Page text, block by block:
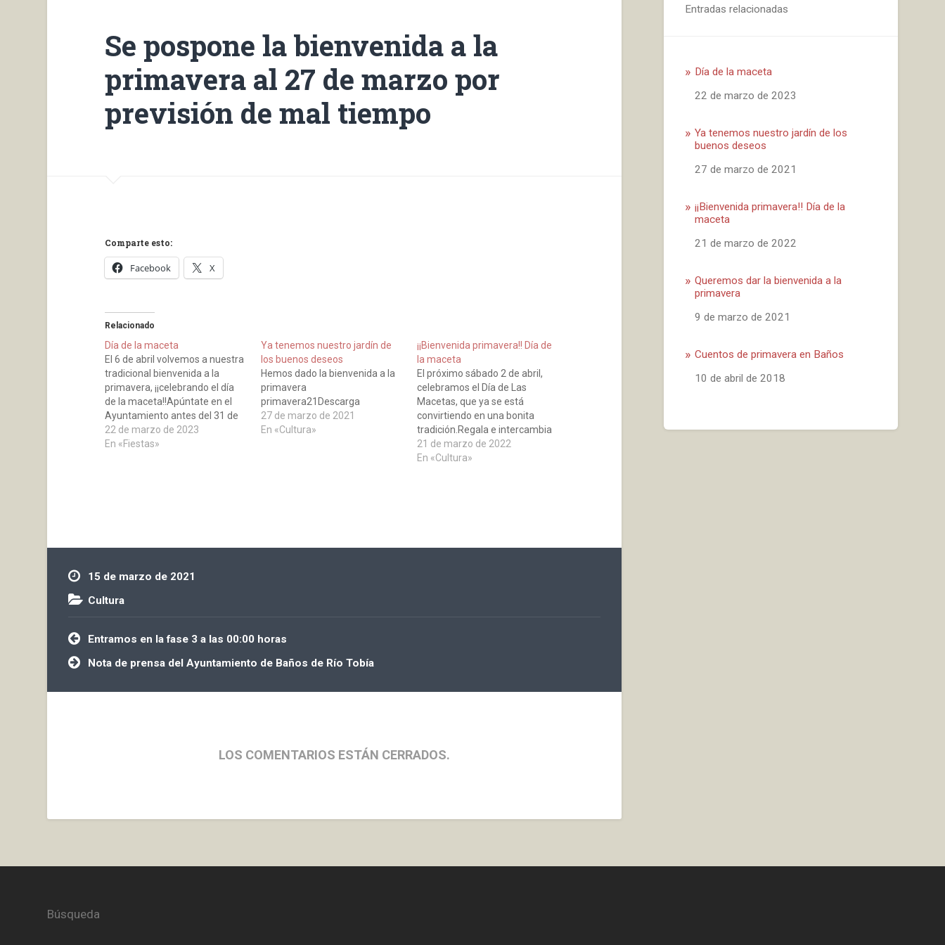
Se pospone la bienvenida a la
primavera al 27 de marzo por
previsión de mal tiempo
Comparte esto:
Facebook X
Relacionado
Día de la maceta
El 6 de abril volvemos a nuestra
tradicional bienvenida a la
primavera, ¡¡celebrando el día
de la maceta!!Apúntate en el
Ayuntamiento antes del 31 de
marzo. El 6 de abril a las 12:00
del mediodía vente al Parque de
22 de marzo de 2023
En «Fiestas»
Ya tenemos nuestro jardín de
los buenos deseos
Hemos dado la bienvenida a la
primavera
primavera21Descarga
27 de marzo de 2021
En «Cultura»
¡¡Bienvenida primavera!! Día de
la maceta
El próximo sábado 2 de abril,
celebramos el Día de Las
Macetas, que ya se está
convirtiendo en una bonita
tradición.Regala e intercambia
Macetas 12:00h Parque Casa
de Cultura
21 de marzo de 2022
En «Cultura»
15 de marzo de 2021
Cultura
Navegación
de
entradas
Entramos en la fase 3 a las 00:00 horas
Nota de prensa del Ayuntamiento de Baños de Río Tobía
LOS COMENTARIOS ESTÁN CERRADOS.
Entradas relacionadas
Día de la maceta
Fecha
22 de marzo de 2023
Ya tenemos nuestro jardín de los
buenos deseos
Fecha
27 de marzo de 2021
¡¡Bienvenida primavera!! Día de la
maceta
Fecha
21 de marzo de 2022
Queremos dar la bienvenida a la
primavera
Fecha
9 de marzo de 2021
Cuentos de primavera en Baños
Fecha
10 de abril de 2018
Búsqueda